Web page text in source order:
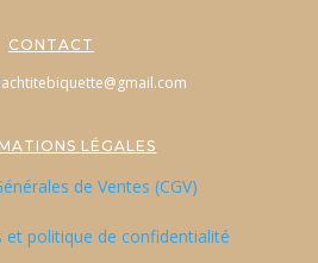
CONTACT
LÉGALES
de Ventes (CGV)
et politique de confidentialité